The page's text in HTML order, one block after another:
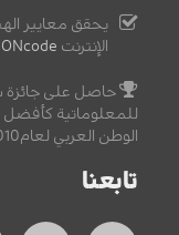
يحقق معايير
الإنترنت
حاصل على جائزة
للمعلوماتية
الوطن العربي لعام2010,
تابعنا